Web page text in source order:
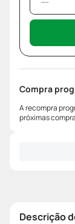
Compra
A recompra
próximas
Descrição